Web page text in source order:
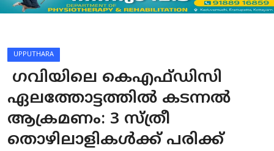
HCN - CONNECT
Gallery
BREAKING NEWS
Contact
UPPUTHARA
ഗവിയിലെ കെഎഫ്ഡിസി
ഏലത്തോട്ടത്തില്‍ കടന്നല്‍
ആക്രമണം: 3 സ്ത്രീ
തൊഴിലാളികള്‍ക്ക് പരിക്ക്